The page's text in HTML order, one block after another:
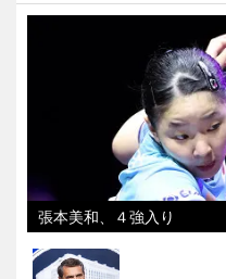
張本美和、４強入り